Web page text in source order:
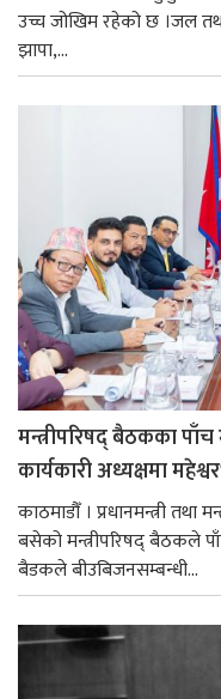
उच्च जोखिम रहेको छ ।जल
झापा,...
मन्त्रीपरिषद् बैठकका पाँच
कार्यकारी अध्यक्षमा
काठमाडौँ । प्रधानमन्त्री तथा
बसेको मन्त्रीपरिषद् बैठकले
बैडकले बीउबिजनसम्बन्धी...